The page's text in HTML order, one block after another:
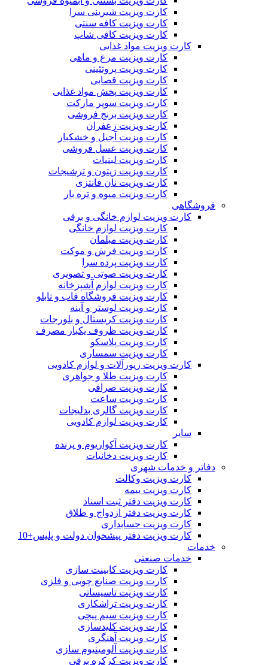
کارت ویزیت شیرینی سرا
کارت ویزیت کافه سنتی
کارت ویزیت کافی شاپ
کارت ویزیت مواد غذایی
کارت ویزیت مرغ و ماهی
کارت ویزیت پروتئینی
کارت ویزیت قصابی
کارت ویزیت پخش مواد غذایی
کارت ویزیت سوپر مارکت
کارت ویزیت برنج فروشی
کارت ویزیت زعفران
کارت ویزیت آجیل و خشکبار
کارت ویزیت عسل فروشی
کارت ویزیت لبنیات
کارت ویزیت زیتون و ترشیجات
کارت ویزیت نان فانتزی
کارت ویزیت میوه و تره بار
فروشگاهی
کارت ویزیت لوازم خانگی و برقی
کارت ویزیت لوازم خانگی
کارت ویزیت مبلمان
کارت ویزیت فرش و موکت
کارت ویزیت پرده سرا
کارت ویزیت صوتی و تصویری
کارت ویزیت لوازم آشپزخانه
کارت ویزیت فروشگاه قاب و تابلو
کارت ویزیت لوستر و آینه
کارت ویزیت کریستال و بلورجات
کارت ویزیت ظروف یکبار مصرف
کارت ویزیت پلاسکو
کارت ویزیت سمساری
کارت ویزیت زیورآلات و لوازم کادویی
کارت ویزیت طلا و جواهری
کارت ویزیت صرافی
کارت ویزیت ساعت
کارت ویزیت گالری بدلیجات
کارت ویزیت لوازم کادویی
سایر
کارت ویزیت آکواریوم و پرنده
کارت ویزیت دخانیات
دفاتر و خدمات شهری
کارت ویزیت وکالت
کارت ویزیت بیمه
کارت ویزیت دفتر ثبت اسناد
کارت ویزیت دفتر ازدواج و طلاق
کارت ویزیت حسابداری
کارت ویزیت دفتر پیشخوان دولت و پلیس+10
خدمات
خدمات صنعتی
کارت ویزیت کابینت سازی
کارت ویزیت صنایع چوبی و فلزی
کارت ویزیت تاسیساتی
کارت ویزیت تراشکاری
کارت ویزیت سیم پیچی
کارت ویزیت کلیدسازی
کارت ویزیت آهنگری
کارت ویزیت آلومینیوم سازی
کارت ویزیت کرکره برقی